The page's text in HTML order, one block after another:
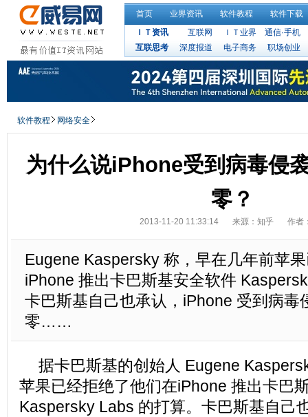
首页 业界资讯 软件教程
软件下载
ＩＴ资讯
互联网 ＩＴ业界
通信·手机
互联思考
深度报道 电子商务 职场创业
软件教程 网络安全
为什么说iPhone受到病毒侵
零？
2013-11-20 11:33:14 来源：知乎 作者
Eugene Kaspersky 称，早在几年前苹
iPhone 推出卡巴斯基安全软件
卡巴斯基自己也承认，iPhone 受到病毒
零……
据卡巴斯基的创始人 Eugene
苹果已经拒绝了他们在iPhone 推出卡巴
Kaspersky Labs 的打算。卡巴斯基自己